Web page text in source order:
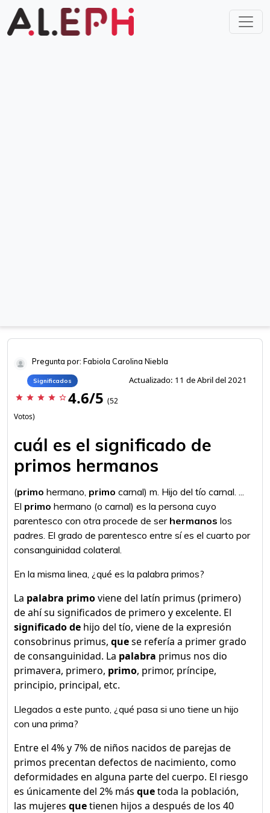
Pregunta por: Fabiola Carolina Niebla
Significados Actualizado: 11 de Abril del 2021
star star star star star_border 4.6/5 (52
Votos)
cuál es el significado de
primos hermanos
(primo hermano, primo carnal) m. Hijo del tío carnal. ...
El primo hermano (o carnal) es la persona cuyo
parentesco con otra procede de ser hermanos los
padres. El grado de parentesco entre sí es el cuarto por
consanguinidad colateral.
En la misma linea, ¿qué es la palabra primos?
La palabra primoviene del latín primus (primero)
de ahí su significados de primero y excelente. El
significado de hijo del tío, viene de la expresión
consobrinus primus, quese refería a primer grado
de consanguinidad. La palabra primus nos dio
primavera, primero, primo, primor, príncipe,
principio, principal, etc.
Llegados a este punto, ¿qué pasa si uno tiene un hijo
con una prima?
Entre el 4% y 7% de niños nacidos de parejas de
primos precentan defectos de nacimiento, como
deformidades en alguna parte del cuerpo. El riesgo
es únicamente del 2% más quetoda la población,
las mujeres quetienen hijos a después de los 40